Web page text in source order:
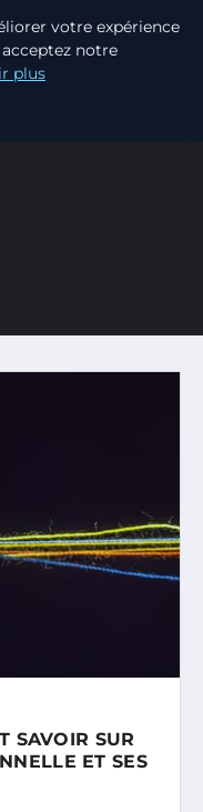
SAVOIR SUR
ET SES
votre expérience
notre
plus